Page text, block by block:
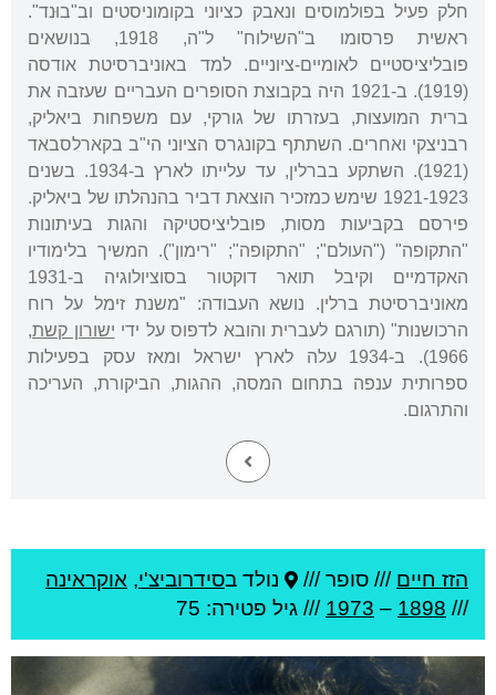
חלק פעיל בפולמוסים ונאבק כציוני בקומוניסטים וב"בוּנד".
ראשית פרסומו ב"השילוח" ל"ה, 1918, בנושאים
פובליציסטיים לאומיים-ציוניים. למד באוניברסיטת אודסה
(1919). ב-1921 היה בקבוצת הסופרים העבריים שעזבה את
ברית המועצות, בעזרתו של גורקי, עם משפחות ביאליק,
רבניצקי ואחרים. השתתף בקונגרס הציוני הי"ב בקארלסבאד
(1921). השתקע בברלין, עד עלייתו לארץ ב-1934. בשנים
1921-1923 שימש כמזכיר הוצאת דביר בהנהלתו של ביאליק.
פירסם בקביעות מסות, פובליציסטיקה והגות בעיתונות
"התקופה" ("העולם"; "התקופה"; "רימון"). המשיך בלימודיו
האקדמיים וקיבל תואר דוקטור בסוציולוגיה ב-1931
מאוניברסיטת ברלין. נושא העבודה: "משנת זימל על רוח
הרכושנות" (תורגם לעברית והובא לדפוס על ידי ישורון קשת,
1966). ב-1934 עלה לארץ ישראל ומאז עסק בפעילות
ספרותית ענפה בתחום המסה, ההגות, הביקורת, העריכה
והתרגום.
הזז חיים /// סופר /// נולד בסידרוביצ'י, אוקראינה
///
1898
–
1973 /// גיל פטירה: 75